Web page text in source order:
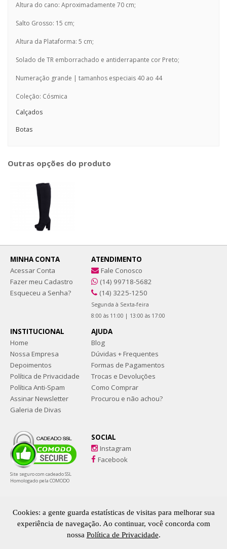
Altura do cano: Aproximadamente 70 cm;
Salto Grosso: 15 cm;
Altura da Plataforma: 5 cm;
Solado de TR emborrachado e antiderrapante cor Preto;
Numeração grande | tamanhos especiais 40 ao 44
Coleção: Cósmica
Calçados
Botas
Outras opções do produto
MINHA CONTA
Acessar Conta
Fazer meu Cadastro
Esqueceu a Senha?
ATENDIMENTO
Fale Conosco
(14) 99718-5682
(14) 3225-1250
Segunda à Sexta-feira
8:00 às 11:00 | 13:00 às 17:00
INSTITUCIONAL
Home
Nossa Empresa
Depoimentos
Política de Privacidade
Política Anti-Spam
Assinar Newsletter
Galeria de Divas
AJUDA
Blog
Dúvidas + Frequentes
Formas de Pagamentos
Trocas e Devoluções
Como Comprar
Procurou e não achou?
Site seguro com cadeado SSL
Homologado pela COMODO
SOCIAL
Instagram
Facebook
feitas especialmente para Drags, gays e público LGBTQIAPN+
Cookies: a gente guarda estatísticas de visitas para melhorar sua
experiência de navegação. Ao continuar, você concorda com
nossa Política de Privacidade.